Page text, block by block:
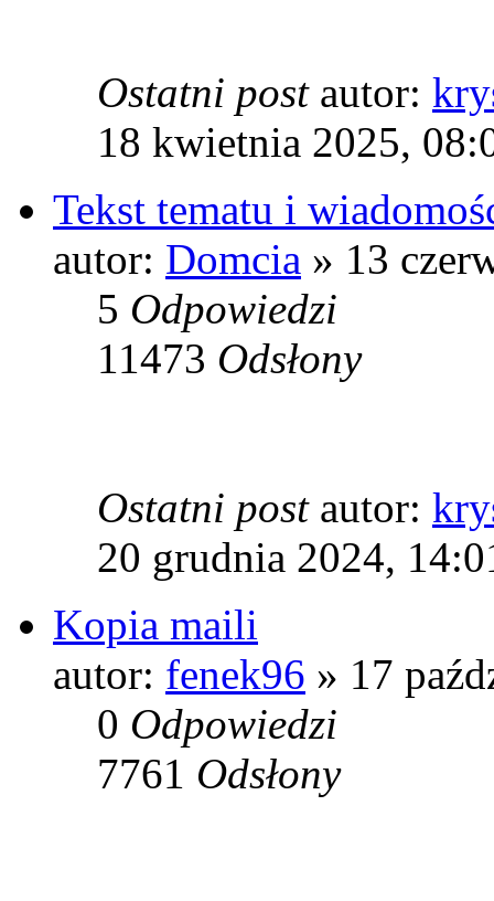
Ostatni post autor:
18 kwietnia 2025,
Tekst tematu i
autor: Domcia » 13
5 Odpowiedzi
11473 Odsłony
Ostatni post autor:
20 grudnia 2024,
Kopia maili
autor: fenek96 » 17
0 Odpowiedzi
7761 Odsłony